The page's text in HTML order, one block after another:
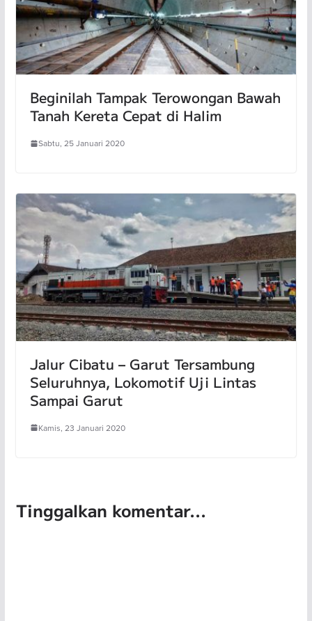
Beginilah Tampak Terowongan Bawah
Tanah Kereta Cepat di Halim
Sabtu, 25 Januari 2020
Jalur Cibatu – Garut Tersambung
Seluruhnya, Lokomotif Uji Lintas
Sampai Garut
Kamis, 23 Januari 2020
Tinggalkan komentar...